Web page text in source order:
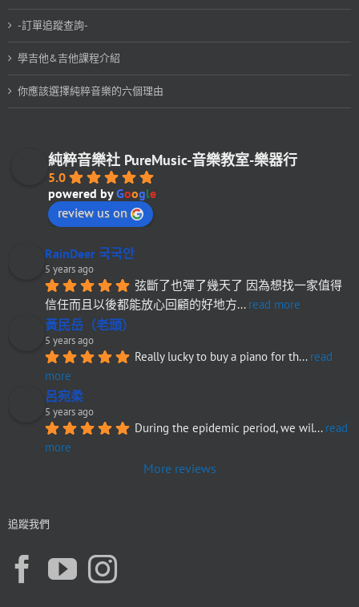
-訂單追蹤查詢-
學吉他&吉他課程介紹
你應該選擇純粹音樂的六個理由
純粹音樂社 PureMusic-音樂教室-樂器行
5.0
powered byGoogle
review us on
RainDeer 국국안
5 years ago
弦斷了也彈了幾天了 因為想找一家值得
信任而且以後都能放心回顧的好地方... read more
黃民岳（老頭）
5 years ago
Really lucky to buy a piano for th... read
more
呂宛柔
5 years ago
During the epidemic period, we wil... read
more
More reviews
追蹤我們